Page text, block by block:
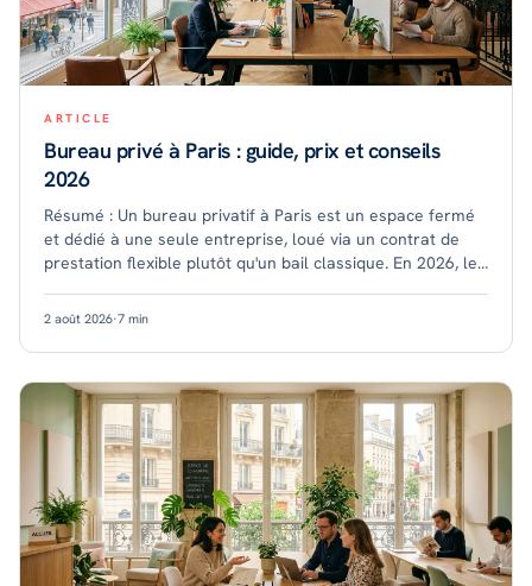
ARTICLE
Bureau privé à Paris : guide, prix et conseils
2026
Résumé : Un bureau privatif à Paris est un espace fermé
et dédié à une seule entreprise, loué via un contrat de
prestation flexible plutôt qu'un bail classique. En 2026, le
2 août 2026·7 min